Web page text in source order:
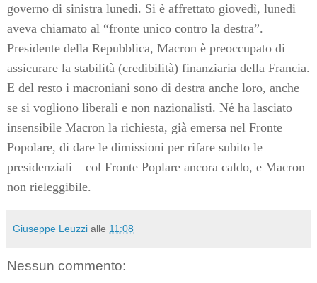
governo di sinistra lunedì. Si è affrettato giovedì, lunedi
aveva chiamato al “fronte unico contro la destra”.
Presidente della Repubblica, Macron è preoccupato di
assicurare la stabilità (credibilità) finanziaria della Francia.
E del resto i macroniani sono di destra anche loro, anche
se si vogliono liberali e non nazionalisti. Né ha lasciato
insensibile Macron la richiesta, già emersa nel Fronte
Popolare, di dare le dimissioni per rifare subito le
presidenziali – col Fronte Poplare ancora caldo, e Macron
non rieleggibile.
Giuseppe Leuzzi alle 11:08
Nessun commento: